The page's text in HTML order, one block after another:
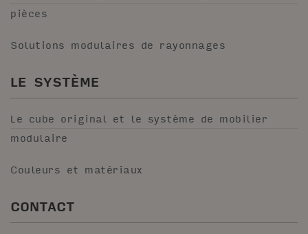
pièces
Solutions modulaires de rayonnages
LE SYSTÈME
Le cube original et le système de mobilier
modulaire
Couleurs et matériaux
CONTACT